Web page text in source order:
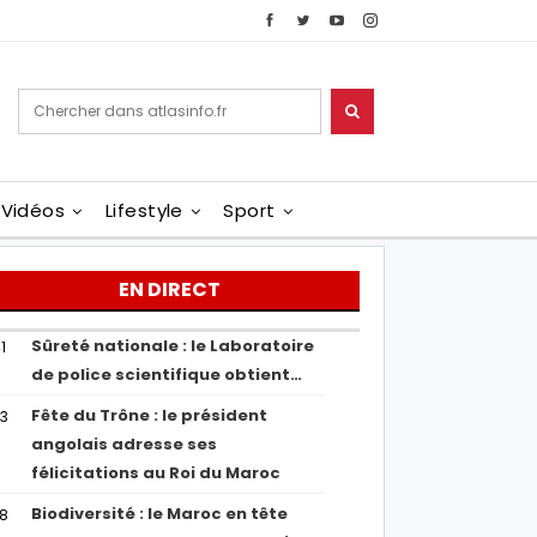
Vidéos Lifestyle Sport
EN DIRECT
Sûreté nationale : le Laboratoire
de police scientifique obtient…
Fête du Trône : le président
angolais adresse ses
félicitations au Roi du Maroc
Biodiversité : le Maroc en tête